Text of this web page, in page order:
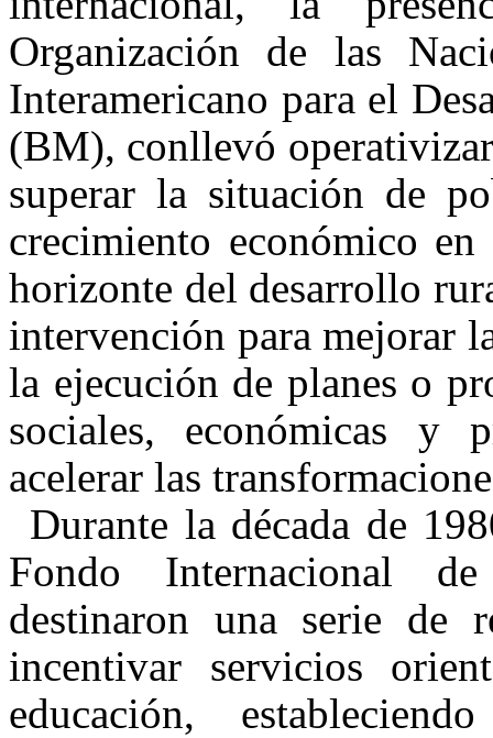
Organización de las
Interamericano para el
(BM), conllevó
superar la situación de
crecimiento económico en
horizonte del desarrollo
intervención para mejorar
la ejecución de planes o
sociales, económicas y
acelerar las
Durante la década de
Fondo Internacional
destinaron una serie de
incentivar servicios
educación,